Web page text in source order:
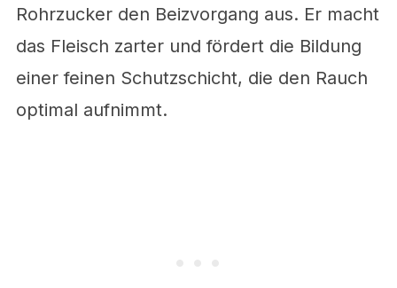
Rohrzucker den Beizvorgang aus. Er macht
das Fleisch zarter und fördert die Bildung
einer feinen Schutzschicht, die den Rauch
optimal aufnimmt.